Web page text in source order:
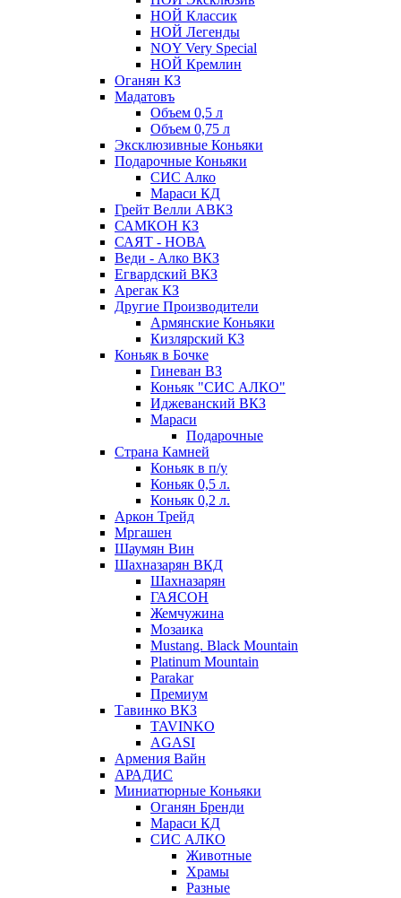
НОЙ Классик
НОЙ Легенды
NOY Very Speсial
НОЙ Кремлин
Оганян КЗ
Мадатовъ
Объем 0,5 л
Объем 0,75 л
Эксклюзивные Коньяки
Подарочные Коньяки
СИС Алко
Мараси КД
Грейт Велли АВКЗ
САМКОН КЗ
САЯТ - НОВА
Веди - Алко ВКЗ
Егвардский ВКЗ
Арегак КЗ
Другие Производители
Армянские Коньяки
Кизлярский КЗ
Коньяк в Бочке
Гиневан ВЗ
Коньяк "СИС АЛКО"
Иджеванский ВКЗ
Мараси
Подарочные
Страна Камней
Коньяк в п/у
Коньяк 0,5 л.
Коньяк 0,2 л.
Аркон Трейд
Мргашен
Шаумян Вин
Шахназарян ВКД
Шахназарян
ГАЯСОН
Жемчужина
Мозаика
Mustang. Black Mountain
Platinum Mountain
Parakar
Премиум
Тавинко ВКЗ
TAVINKO
AGASI
Армения Вайн
АРАДИС
Миниатюрные Коньяки
Оганян Бренди
Мараси КД
СИС АЛКО
Животные
Храмы
Разные